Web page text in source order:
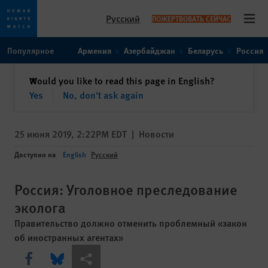
toto
content
Русский ПОЖЕРТВОВАТЬ СЕЙЧАС
Популярное Армения Азербайджан Беларусь Россия
Would you like to read this page in English?
Yes
No, don't ask again
✕закрыть
25 июня 2019, 2:22PM EDT | Новости
Доступно на English Русский
Россия: Уголовное преследование
эколога
Правительство должно отменить проблемный «закон
об иностранных агентах»
Share this via Facebook
Share this via Bluesky
Share this via Поделиться